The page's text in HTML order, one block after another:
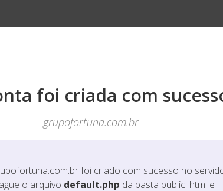
foi criada com
grupofortuna.com.br
foi criado com sucesso no
o arquivo default.php da pasta public_html e